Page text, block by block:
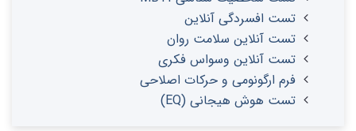
تست افسردگی آنلاین
تست آنلاین سلامت روان
تست آنلاین وسواس فکری
فرم ارگونومی و حرکات اصلاحی
تست هوش هیجانی (EQ)